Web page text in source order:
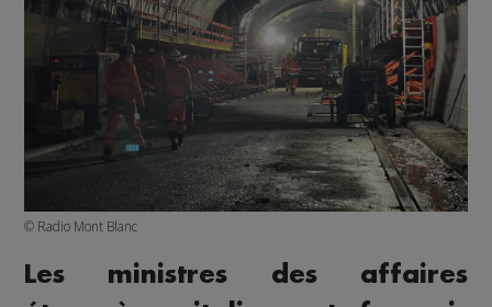
© Radio Mont Blanc
Les ministres des affaires